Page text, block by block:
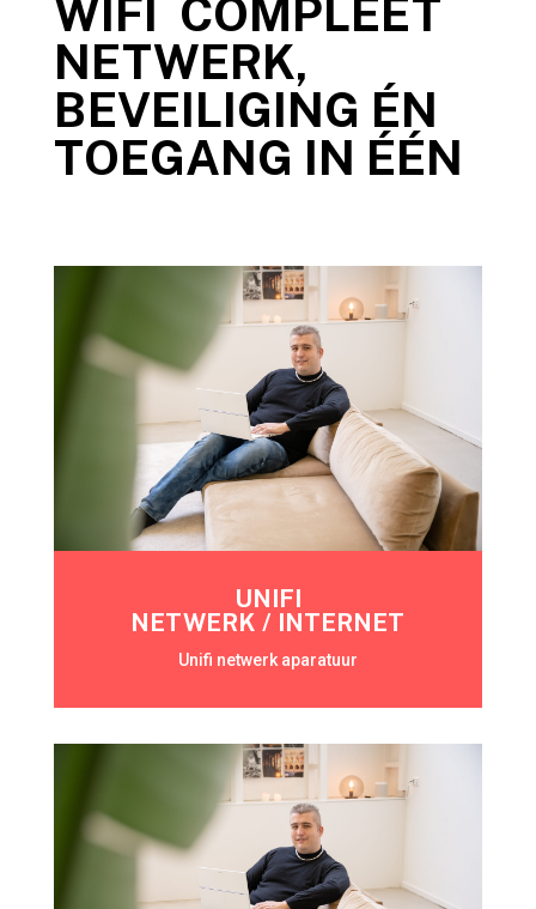
WIFI COMPLEET
NETWERK,
BEVEILIGING ÉN
TOEGANG IN ÉÉN
UNIFI
NETWERK / INTERNET
Unifi netwerk aparatuur